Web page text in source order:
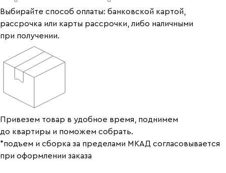
Выбирайте способ оплаты: банковской картой,
рассрочка или карты рассрочки, либо наличными
при получении.
Привезем товар в удобное время, поднимем
до квартиры и поможем собрать.
*подъем и сборка за пределами МКАД согласовывается
при оформлении заказа